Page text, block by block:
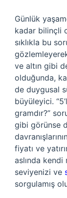
Günlük
kadar bilinçli
sıklıkla bu
ve altın gibi
olduğunda,
de duygusal
büyüleyici.
gramdır?”
gibi görünse
fiyatı ve
aslında kendi
seviyenizi ve
sorgulamış